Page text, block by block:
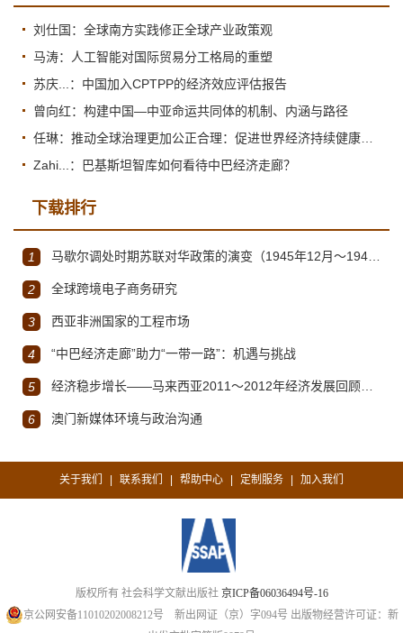
刘仕国：全球南方实践修正全球产业政策观
马涛：人工智能对国际贸易分工格局的重塑
苏庆...：中国加入CPTPP的经济效应评估报告
曾向红：构建中国—中亚命运共同体的机制、内涵与路径
Zahi...：巴基斯坦智库如何看待中巴经济走廊？
下载排行
1 马歇尔调处时期苏联对华政策的演变（1945年12月～1947年1月）
2 全球跨境电子商务研究
3 西亚非洲国家的工程市场
4 “中巴经济走廊”助力“一带一路”：机遇与挑战
5 经济稳步增长——马来西亚2011～2012年经济发展回顾与展望
6 澳门新媒体环境与政治沟通
关于我们 联系我们 帮助中心 定制服务 加入我们
版权所有 社会科学文献出版社 京ICP备06036494号-16
京公网安备11010202008212号 新出网证（京）字094号 出版物经营许可证：新